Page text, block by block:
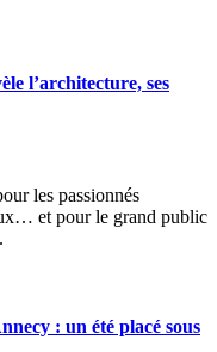
l’architecture, ses
les passionnés
et pour le grand public
: un été placé sous